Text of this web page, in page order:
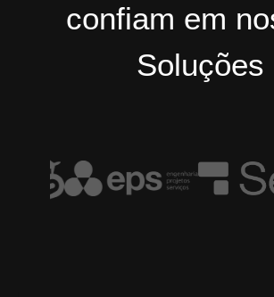
confiam em
Soluções